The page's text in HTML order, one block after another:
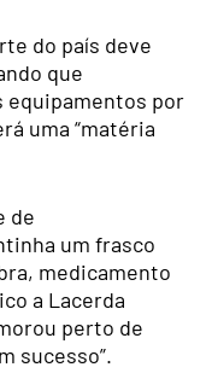
do país deve
que
equipamentos por
uma “matéria
de
um frasco
medicamento
a Lacerda
perto de
sucesso”.